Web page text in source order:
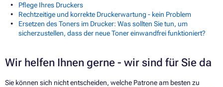
Pflege Ihres Druckers
Rechtzeitige und korrekte Druckerwartung - kein Problem
Ersetzen des Toners im Drucker: Was sollten Sie tun, um
sicherzustellen, dass der neue Toner einwandfrei funktioniert?
Wir helfen Ihnen gerne - wir sind für Sie da
Sie können sich nicht entscheiden, welche Patrone am besten zu